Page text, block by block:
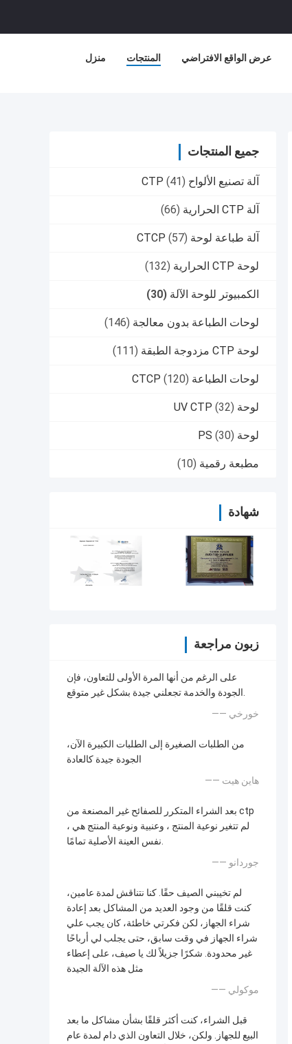
منزل المنتجات عرض الواقع الافتراضي
جميع المنتجات
آلة تصنيع الألواح CTP (41)
آلة CTP الحرارية (66)
آلة طباعة لوحة CTCP (57)
لوحة CTP الحرارية (132)
الكمبيوتر للوحة الآلة (30)
لوحات الطباعة بدون معالجة (146)
لوحة CTP مزدوجة الطبقة (111)
لوحات الطباعة CTCP (120)
لوحة UV CTP (32)
لوحة PS (30)
مطبعة رقمية (10)
شهادة
زبون مراجعة
على الرغم من أنها المرة الأولى للتعاون، فإن
الجودة والخدمة تجعلني جيدة بشكل غير متوقع.
—— خورخي
من الطلبات الصغيرة إلى الطلبات الكبيرة الآن،
الجودة جيدة كالعادة
—— هاين هيت
بعد الشراء المتكرر للصفائح غير المصنعة من ctp
، لم تتغير نوعية المنتج ، وعنبية ونوعية المنتج هي
نفس العينة الأصلية تمامًا.
—— جوردانو
لم تخيبني الصيف حقًا. كنا نتناقش لمدة عامين،
كنت قلقًا من وجود العديد من المشاكل بعد إعادة
شراء الجهاز، لكن فكرتي خاطئة، كان يجب علي
شراء الجهاز في وقت سابق، حتى يجلب لي أرباحًا
غير محدودة. شكرًا جزيلاً لك يا صيف، على إعطاء
مثل هذه الآلة الجيدة
—— موكولي
قبل الشراء، كنت أكثر قلقًا بشأن مشاكل ما بعد
البيع للجهاز. ولكن، خلال التعاون الذي دام لمدة عام